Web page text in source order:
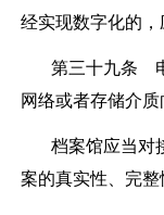
经实现数字化的，
第三十九条
网络或者存储介质
档案馆应当对
案的真实性、完整